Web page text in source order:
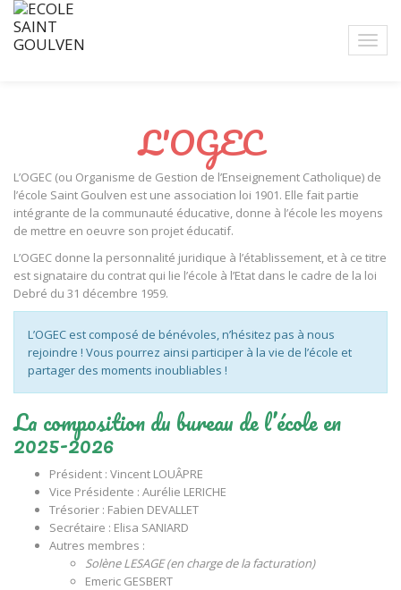
L'OGEC
L’OGEC (ou Organisme de Gestion de l’Enseignement Catholique) de
l’école Saint Goulven est une association loi 1901. Elle fait partie
intégrante de la communauté éducative, donne à l’école les moyens
de mettre en oeuvre son projet éducatif.
L’OGEC donne la personnalité juridique à l’établissement, et à ce titre
est signataire du contrat qui lie l’école à l’Etat dans le cadre de la loi
Debré du 31 décembre 1959.
L’OGEC est composé de bénévoles, n’hésitez pas à nous
rejoindre ! Vous pourrez ainsi participer à la vie de l’école et
partager des moments inoubliables !
La composition du bureau de l’école en
2025-2026
Président : Vincent LOUÂPRE
Vice Présidente : Aurélie LERICHE
Trésorier : Fabien DEVALLET
Secrétaire : Elisa SANIARD
Autres membres :
Solène LESAGE (en charge de la facturation)
Emeric GESBERT